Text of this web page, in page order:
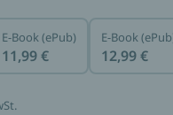
E-Book (ePub)
11,99 €
E-Book
12,99 €